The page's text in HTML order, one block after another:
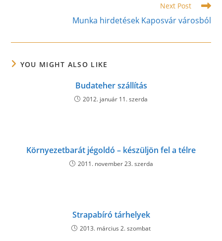
Next Post
Munka hirdetések Kaposvár városból
YOU MIGHT ALSO LIKE
Budateher szállítás
2012. január 11. szerda
Környezetbarát jégoldó – készüljön fel a télre
2011. november 23. szerda
Strapabíró tárhelyek
2013. március 2. szombat